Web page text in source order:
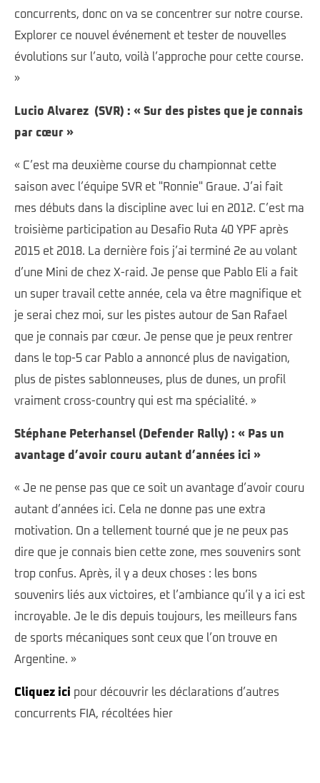
concurrents, donc on va se concentrer sur notre course.
Explorer ce nouvel événement et tester de nouvelles
évolutions sur l’auto, voilà l’approche pour cette course.
»
Lucio Alvarez (SVR) : « Sur des pistes que je connais
par cœur »
« C’est ma deuxième course du championnat cette
saison avec l’équipe SVR et "Ronnie" Graue. J’ai fait
mes débuts dans la discipline avec lui en 2012. C’est ma
troisième participation au Desafio Ruta 40 YPF après
2015 et 2018. La dernière fois j’ai terminé 2e au volant
d’une Mini de chez X-raid. Je pense que Pablo Eli a fait
un super travail cette année, cela va être magnifique et
je serai chez moi, sur les pistes autour de San Rafael
que je connais par cœur. Je pense que je peux rentrer
dans le top-5 car Pablo a annoncé plus de navigation,
plus de pistes sablonneuses, plus de dunes, un profil
vraiment cross-country qui est ma spécialité. »
Stéphane Peterhansel (Defender Rally) : « Pas un
avantage d’avoir couru autant d’années ici »
« Je ne pense pas que ce soit un avantage d’avoir couru
autant d’années ici. Cela ne donne pas une extra
motivation. On a tellement tourné que je ne peux pas
dire que je connais bien cette zone, mes souvenirs sont
trop confus. Après, il y a deux choses : les bons
souvenirs liés aux victoires, et l’ambiance qu’il y a ici est
incroyable. Je le dis depuis toujours, les meilleurs fans
de sports mécaniques sont ceux que l’on trouve en
Argentine. »
Cliquez ici pour découvrir les déclarations d’autres
concurrents FIA, récoltées hier